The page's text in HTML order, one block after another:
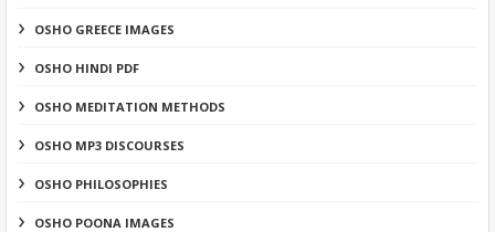
OSHO GREECE IMAGES
OSHO HINDI PDF
OSHO MEDITATION METHODS
OSHO MP3 DISCOURSES
OSHO PHILOSOPHIES
OSHO POONA IMAGES